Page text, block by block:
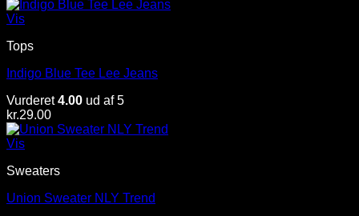
Vis
Tops
Indigo Blue Tee Lee Jeans
Vurderet4.00 ud af 5
kr.29.00
Vis
Sweaters
Union Sweater NLY Trend